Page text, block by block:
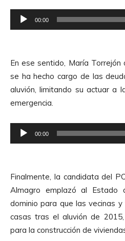
t
e
A
u
d
e
o
d
u
c
t
e
A
u
d
i
00:00
En ese sentido, María Torrejón
se ha hecho cargo de las
aluvión, limitando su actuar a
emergencia.
e
o
d
u
c
t
00:00
Finalmente, la candidata del
Almagro emplazó al
dominio para que las vecinas
casas tras el aluvión de
para la construcción de